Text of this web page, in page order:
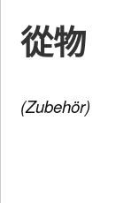
從物
(Zubehör)